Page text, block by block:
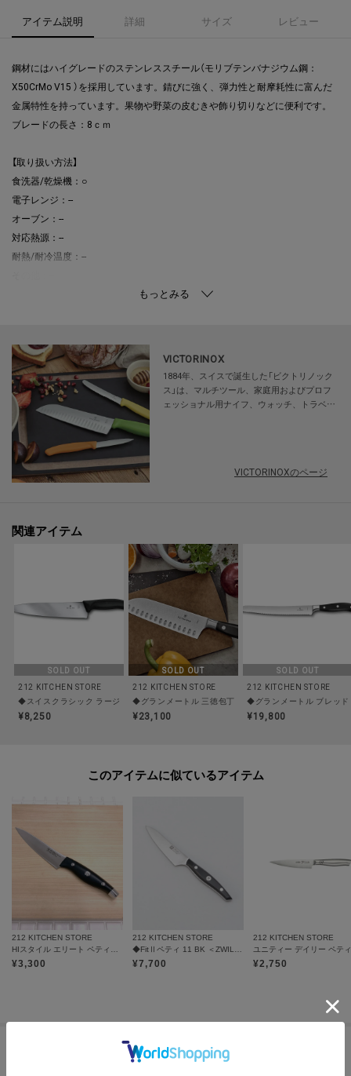
アイテム説明 詳細 サイズ レビュー
鋼材にはハイグレードのステンレススチール（モリブテンバナジウム鋼：
X50CrMo V15 ）を採用しています。錆びに強く、弾力性と耐摩耗性に富んだ
金属特性を持っています。果物や野菜の皮むきや飾り切りなどに便利です。
ブレードの長さ：8ｃｍ
【取り扱い方法】
食洗器/乾燥機：○
電子レンジ：--
オーブン：--
対応熱源：--
耐熱/耐冷温度：--
VICTORINOX
1884年、スイスで誕生した「ビクトリノック
ス」は、マルチツール、家庭用およびプロフ
ェッショナル用ナイフ、ウォッチ、トラベル
VICTORINOXのページ
関連アイテム
SOLD OUT
212 KITCHEN STORE
◆スイスクラシック ラージシェフナイフ 25cm ＜VICTORINOX ビクトリノックス＞
¥8,250
SOLD OUT
212 KITCHEN STORE
◆グランメートル 三徳包丁 プラス ＜VICTORINOX ビク
¥23,100
SOLD OUT
212 KITCHEN STORE
◆グランメートル ブレッ
¥19,800
このアイテムに似ているアイテム
212 KITCHEN STORE
¥3,300
212 KITCHEN STORE
¥7,700
212 KITCHEN STORE
¥2,750
この商品を見た人はコチラの商品も